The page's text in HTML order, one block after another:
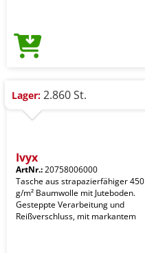
Lager: 2.860 St.
Ivyx
ArtNr.:20758006000
Tasche aus strapazierfähiger 450
g/m² Baumwolle mit Juteboden.
Gesteppte Verarbeitung und
Reißverschluss, mit markantem